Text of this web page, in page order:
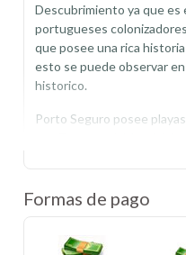
Descubrimiento ya que es
portugueses
que posee una rica
esto se puede observar
historico.
Porto Seguro posee
son Taperapuá, Mundai,
alcohol, donde los
feria y venden variados e
Porto Seguro cuenta con
Formas de pago